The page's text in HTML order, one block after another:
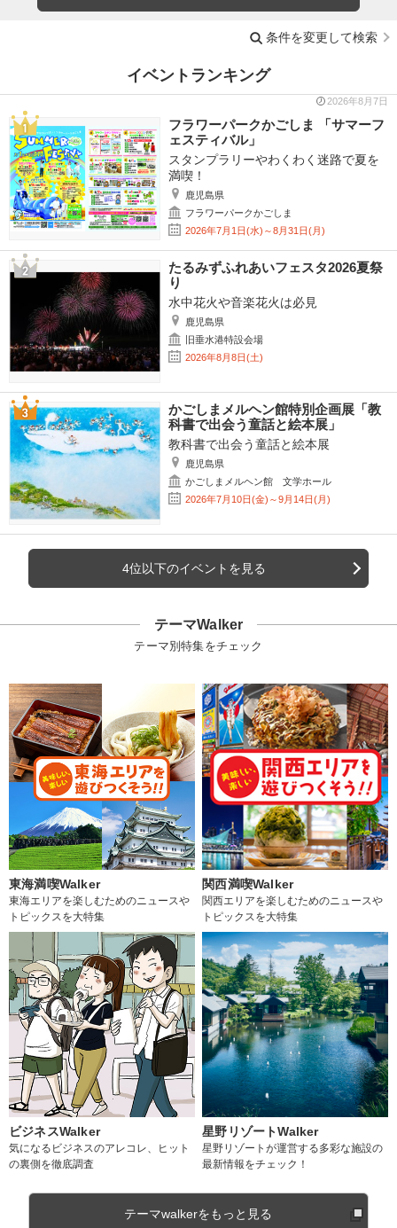
条件を変更して検索
イベントランキング
2026年8月7日
フラワーパークかごしま 「サマーフ
ェスティバル」
スタンプラリーやわくわく迷路で夏を
満喫！
鹿児島県
フラワーパークかごしま
2026年7月1日(水)～8月31日(月)
たるみずふれあいフェスタ2026夏祭
り
水中花火や音楽花火は必見
鹿児島県
旧垂水港特設会場
2026年8月8日(土)
かごしまメルヘン館特別企画展「教
科書で出会う童話と絵本展」
教科書で出会う童話と絵本展
鹿児島県
かごしまメルヘン館 文学ホール
2026年7月10日(金)～9月14日(月)
4位以下のイベントを見る
テーマWalker
テーマ別特集をチェック
東海満喫Walker
東海エリアを楽しむためのニュースや
トピックスを大特集
関西満喫Walker
関西エリアを楽しむためのニュースや
トピックスを大特集
ビジネスWalker
気になるビジネスのアレコレ、ヒット
の裏側を徹底調査
星野リゾートWalker
星野リゾートが運営する多彩な施設の
最新情報をチェック！
テーマwalkerをもっと見る